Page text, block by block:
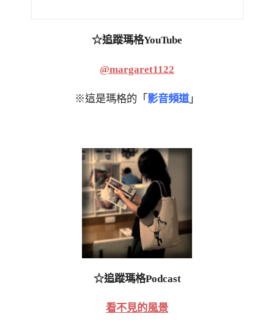
☆追蹤瑪格YouTube
@margaret1122
※這是瑪格的「 影音頻道 」
☆追蹤瑪格Podcast
看不見的風景